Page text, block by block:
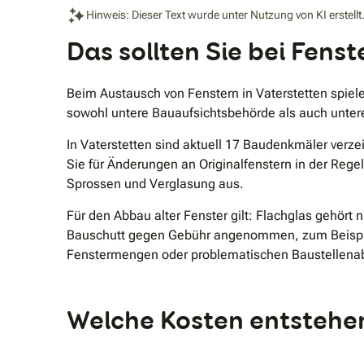
Hinweis: Dieser Text wurde unter Nutzung von KI erstellt.
Das sollten Sie bei
Beim Austausch von Fenstern in Vaterstetten
sowohl untere Bauaufsichtsbehörde als auch
In Vaterstetten sind aktuell 17 Baudenkmäler
Sie für Änderungen an Originalfenstern in der
Sprossen und Verglasung aus.
Für den Abbau alter Fenster gilt: Flachglas gehört
Bauschutt gegen Gebühr angenommen, zum
Fenstermengen oder problematischen
Welche Kosten